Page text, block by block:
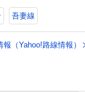
った。 当時の香水
は、現在私たちが知
る香水よりも単純な
は薔薇、菫、ベルガ
吾妻線
（Yahoo!路線情報）